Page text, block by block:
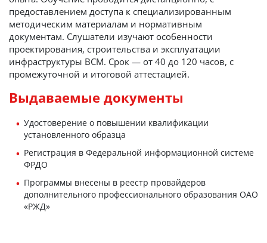
предоставлением доступа к специализированным
методическим материалам и нормативным
документам. Слушатели изучают особенности
проектирования, строительства и эксплуатации
инфраструктуры ВСМ. Срок — от 40 до 120 часов, с
промежуточной и итоговой аттестацией.
Выдаваемые документы
Удостоверение о повышении квалификации
установленного образца
Регистрация в Федеральной информационной системе
ФРДО
Программы внесены в реестр провайдеров
дополнительного профессионального образования ОАО
«РЖД»